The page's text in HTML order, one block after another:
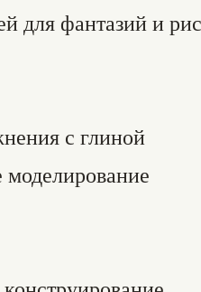
для фантазий и
с глиной
моделирование